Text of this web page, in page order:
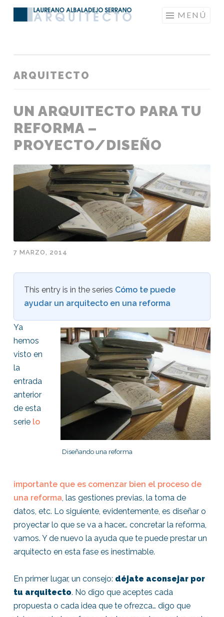
Saltar
MENÚ
ARQUITECTO
UN ARQUITECTO PARA TU
REFORMA –
PROYECTO/DISEÑO
7 MARZO, 2014
This entry is in the series Cómo te puede
ayudar un arquitecto en una reforma
Diseñando una reforma
Ya
hemos
visto en
la
entrada
anterior
de esta
serie lo
importante que es comenzar bien el proceso de
una reforma, las gestiones previas, la toma de
datos, etc. Lo siguiente, evidentemente, es diseñar o
proyectar lo que se va a hacer… concretar la reforma,
vamos. Y de nuevo la ayuda que te puede prestar un
arquitecto en esta fase es inestimable.
En primer lugar, un consejo: déjate aconsejar por
tu arquitecto. No digo que aceptes cada
propuesta o cada idea que te ofrezca… digo que